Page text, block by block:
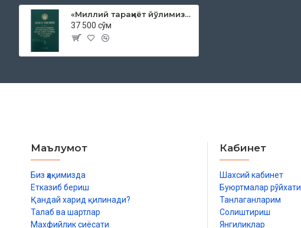
«Миллий тараққиёт йўлимизни қатъият билан давом эттириб, янги босқичга кўтарамиз» 1-жилд
37 500 сўм
Маълумот
Биз ҳақимизда
Етказиб бериш
Қандай харид қилинади?
Талаб ва шартлар
Махфийлик сиёсати
Кабинет
Шахсий кабинет
Буюртмалар рўйхати
Танлаганларим
Солиштириш
Янгиликлар